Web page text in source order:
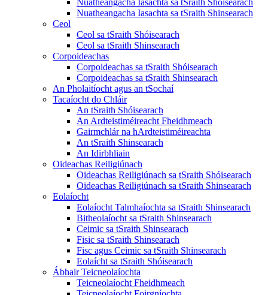
Nuatheangacha Iasachta sa tSraith Shóisearach
Nuatheangacha Iasachta sa tSraith Shinsearach
Ceol
Ceol sa tSraith Shóisearach
Ceol sa tSraith Shinsearach
Corpoideachas
Corpoideachas sa tSraith Shóisearach
Corpoideachas sa tSraith Shinsearach
An Pholaitíocht agus an tSochaí
Tacaíocht do Chláir
An tSraith Shóisearach
An Ardteistiméireacht Fheidhmeach
Gairmchlár na hArdteistiméireachta
An tSraith Shinsearach
An Idirbhliain
Oideachas Reiligiúnach
Oideachas Reiligiúnach sa tSraith Shóisearach
Oideachas Reiligiúnach sa tSraith Shinsearach
Eolaíocht
Eolaíocht Talmhaíochta sa tSraith Shinsearach
Bitheolaíocht sa tSraith Shinsearach
Ceimic sa tSraith Shinsearach
Fisic sa tSraith Shinsearach
Fisc agus Ceimic sa tSraith Shinsearach
Eolaícht sa tSraith Shóisearach
Ábhair Teicneolaíochta
Teicneolaíocht Fheidhmeach